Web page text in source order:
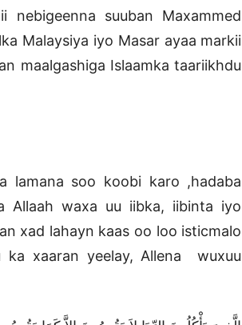
suuban Maxammed
Malaysiya iyo Masar ayaa markii
maalgashiga Islaamka taariikhdu
lamana soo koobi karo ,hadaba
Allaah waxa uu iibka, iibinta iyo
xad lahayn kaas oo loo isticmalo
ka xaaran yeelay, Allena wuxuu